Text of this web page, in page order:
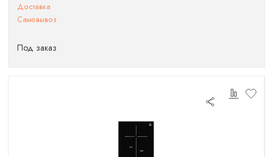
Доставка
Самовывоз
Под заказ